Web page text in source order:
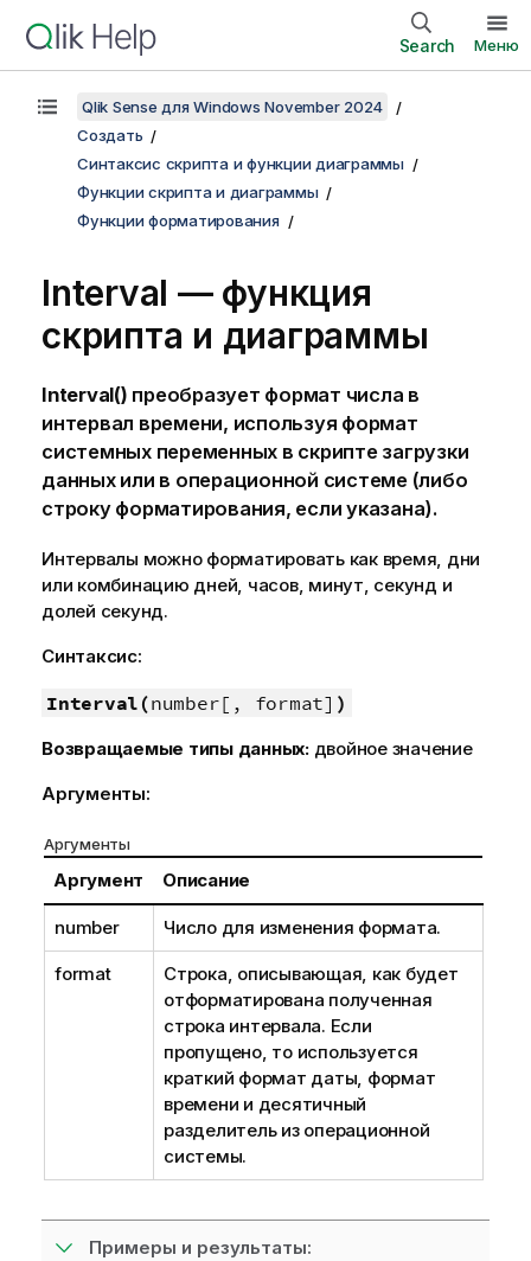
Search Меню
Qlik Sense для Windows November 2024
Создать
Синтаксис скрипта и функции диаграммы
Функции скрипта и диаграммы
Функции форматирования
Interval — функция
скриптa и диаграммы
Interval() преобразует формат числа в
интервал времени, используя формат
системных переменных в скрипте загрузки
данных или в операционной системе (либо
строку форматирования, если указана).
Интервалы можно форматировать как время, дни
или комбинацию дней, часов, минут, секунд и
долей секунд.
Синтаксис:
Interval(number[, format] )
Возвращаемые типы данных: двойное значение
Аргументы:
Аргументы
Аргумент Описание
number Число для изменения формата.
format
Строка, описывающая, как будет
отформатирована полученная
строка интервала. Если
пропущено, то используется
краткий формат даты, формат
времени и десятичный
разделитель из операционной
системы.
Примеры и результаты: